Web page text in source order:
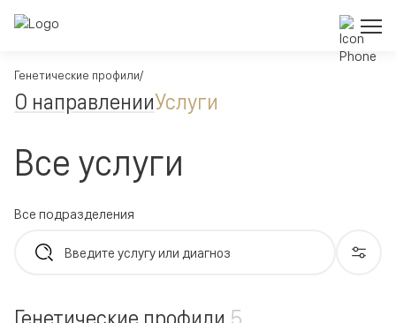
Генетические профили
О направленииУслуги
Все услуги
Генетические профили 5